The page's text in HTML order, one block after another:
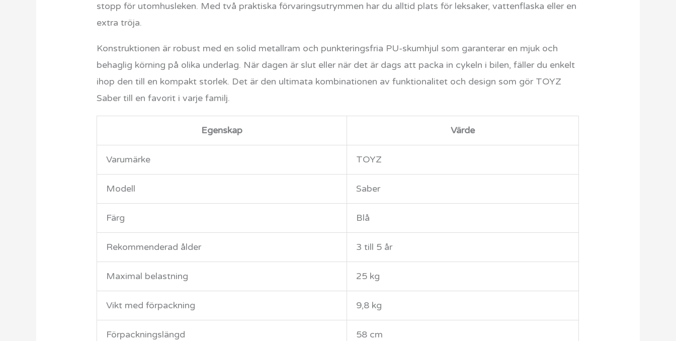
stopp för utomhusleken. Med två praktiska förvaringsutrymmen har du alltid plats för leksaker, vattenflaska eller en
extra tröja.
Konstruktionen är robust med en solid metallram och punkteringsfria PU-skumhjul som garanterar en mjuk och
behaglig körning på olika underlag. När dagen är slut eller när det är dags att packa in cykeln i bilen, fäller du enkelt
ihop den till en kompakt storlek. Det är den ultimata kombinationen av funktionalitet och design som gör TOYZ
Saber till en favorit i varje familj.
Egenskap Värde
Varumärke TOYZ
Modell Saber
Färg Blå
Rekommenderad ålder 3 till 5 år
Maximal belastning 25 kg
Vikt med förpackning 9,8 kg
Förpackningslängd 58 cm